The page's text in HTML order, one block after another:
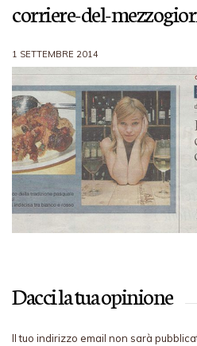
corriere-del-
1 SETTEMBRE 2014
Dacci la tua opinione
Il tuo indirizzo email non sarà